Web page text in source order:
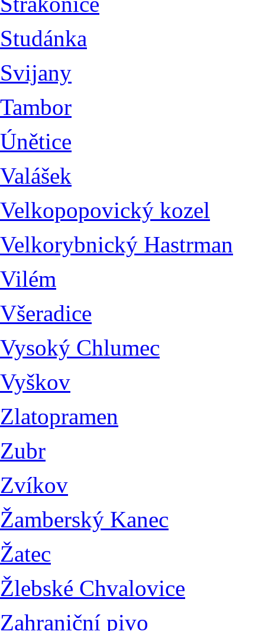
Studánka
Svijany
Tambor
Únětice
Valášek
Velkopopovický kozel
Velkorybnický Hastrman
Vilém
Všeradice
Vysoký Chlumec
Vyškov
Zlatopramen
Zubr
Zvíkov
Žamberský Kanec
Žatec
Žlebské Chvalovice
Zahraniční pivo